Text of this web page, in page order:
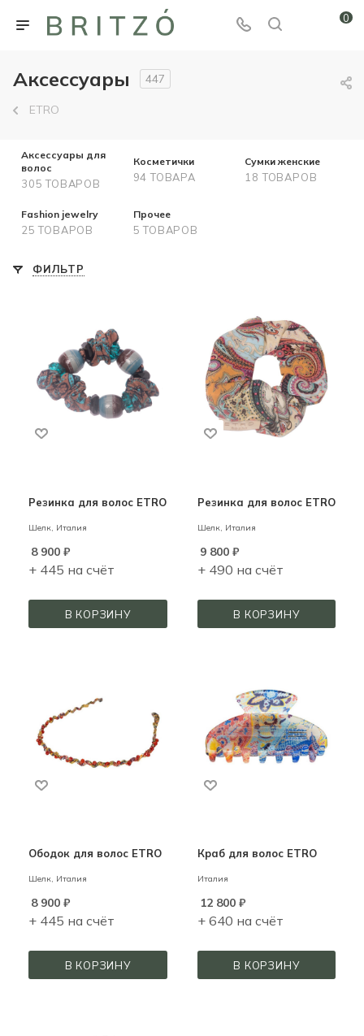
0
Аксессуары 447
ETRO
Аксессуары для
волос
305 ТОВАРОВ
Косметички
94 ТОВАРА
Cумки женские
18 ТОВАРОВ
Fashion jewelry
25 ТОВАРОВ
Прочее
5 ТОВАРОВ
ФИЛЬТР
Резинка для волос ETRO
Шелк, Италия
8 900 ₽
+ 445 на счёт
В КОРЗИНУ
Резинка для волос ETRO
Шелк, Италия
9 800₽
+ 490 на счёт
В КОРЗИНУ
Ободок для волос ETRO
Шелк, Италия
8 900 ₽
+ 445 на счёт
В КОРЗИНУ
Краб для волос ETRO
Италия
12 800₽
+ 640 на счёт
В КОРЗИНУ